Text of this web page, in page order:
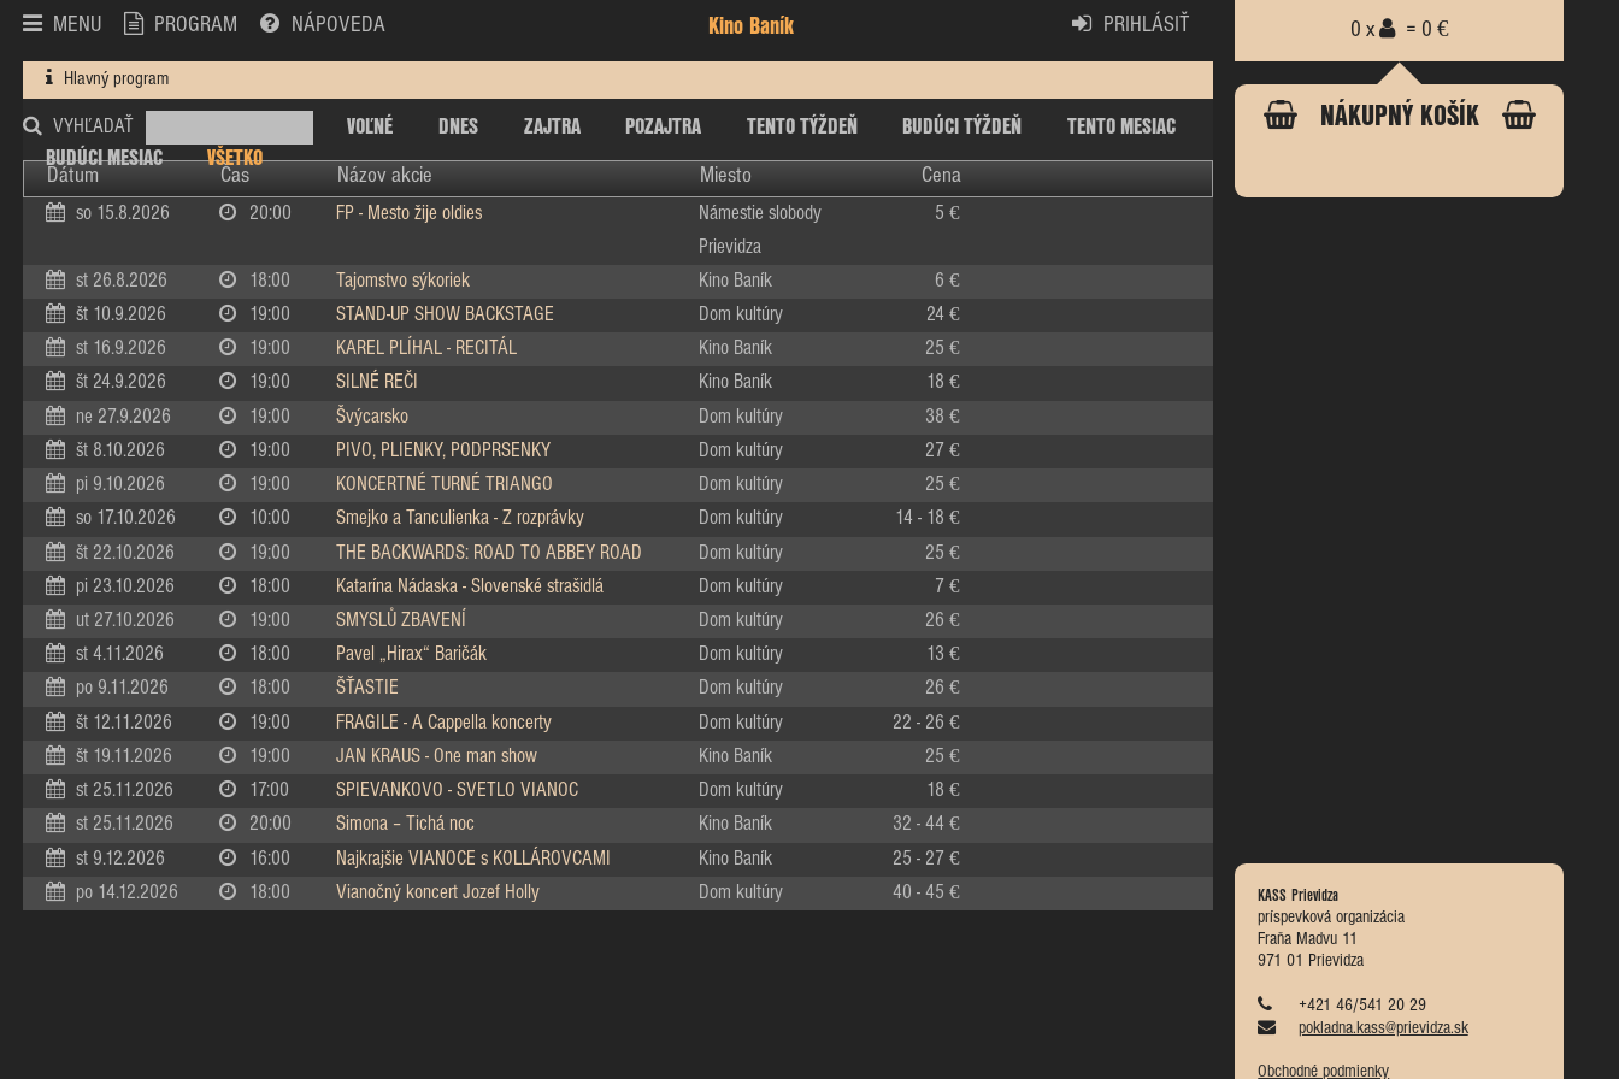
MENU PROGRAM NÁPOVEDA Kino Baník PRIHLÁSIŤ
Hlavný program
VYHĽADAŤ VOĽNÉ DNES ZAJTRA POZAJTRA TENTO TÝŽDEŇ BUDÚCI TÝŽDEŇ
TENTO MESIAC
BUDÚCI MESIAC
VŠETKO
Dátum Čas Názov akcie Miesto Cena
0 x = 0 €
NÁKUPNÝ KOŠÍK
KASS Prievidza
príspevková organizácia
Fraňa Madvu 11
971 01 Prievidza
+421 46/541 20 29
pokladna.kass@prievidza.sk
Obchodné podmienky
so 15.8.2026 20:00 FP - Mesto žije oldies
Námestie slobody
Prievidza
5 €
st 26.8.2026 18:00 Tajomstvo sýkoriek Kino Baník 6 €
št 10.9.2026 19:00 STAND-UP SHOW BACKSTAGE Dom kultúry 24 €
st 16.9.2026 19:00 KAREL PLÍHAL - RECITÁL Kino Baník 25 €
št 24.9.2026 19:00 SILNÉ REČI Kino Baník 18 €
ne 27.9.2026 19:00 Švýcarsko Dom kultúry 38 €
št 8.10.2026 19:00 PIVO, PLIENKY, PODPRSENKY Dom kultúry 27 €
pi 9.10.2026 19:00 KONCERTNÉ TURNÉ TRIANGO Dom kultúry 25 €
so 17.10.2026 10:00 Smejko a Tanculienka - Z rozprávky Dom kultúry 14 - 18 €
št 22.10.2026 19:00 THE BACKWARDS: ROAD TO ABBEY ROAD Dom kultúry 25 €
pi 23.10.2026 18:00 Katarína Nádaska - Slovenské strašidlá Dom kultúry 7 €
ut 27.10.2026 19:00 SMYSLŮ ZBAVENÍ Dom kultúry 26 €
st 4.11.2026 18:00 Pavel „Hirax“ Baričák Dom kultúry 13 €
po 9.11.2026 18:00 ŠŤASTIE Dom kultúry 26 €
št 12.11.2026 19:00 FRAGILE - A Cappella koncerty Dom kultúry 22 - 26 €
št 19.11.2026 19:00 JAN KRAUS - One man show Kino Baník 25 €
st 25.11.2026 17:00 SPIEVANKOVO - SVETLO VIANOC Dom kultúry 18 €
st 25.11.2026 20:00 Simona – Tichá noc Kino Baník 32 - 44 €
st 9.12.2026 16:00 Najkrajšie VIANOCE s KOLLÁROVCAMI Kino Baník 25 - 27 €
po 14.12.2026 18:00 Vianočný koncert Jozef Holly Dom kultúry 40 - 45 €